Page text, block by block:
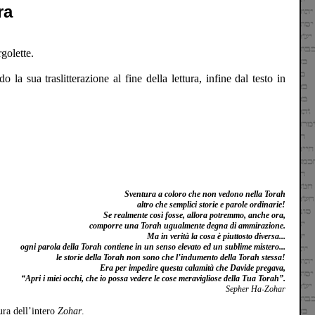
la sua traslitterazione al fine della lettura, infine dal testo in
Sventura a coloro che non vedono nella Torah
altro che semplici storie e parole ordinarie!
Se realmente così fosse, allora potremmo, anche ora,
comporre una Torah ugualmente degna di ammirazione.
Ma in verità la cosa è piuttosto diversa...
ogni parola della Torah contiene in un senso elevato ed un sublime mistero...
le storie della Torah non sono che l’indumento della Torah stessa!
Era per impedire questa calamità che Davide pregava,
“Apri i miei occhi, che io possa vedere le cose meravigliose della Tua Torah”.
Sepher Ha-Zohar
dell’intero Zohar.